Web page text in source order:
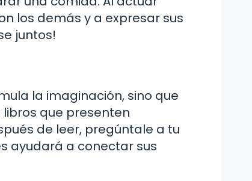
los demás y a expresar sus
juntos!
la imaginación, sino que
que presenten
de leer, pregúntale a tu
ayudará a conectar sus